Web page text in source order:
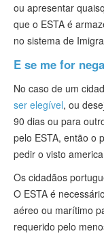
ou apresentar
que o ESTA é
no sistema de
E se me for
No caso de um
ser elegível, ou
90 dias ou para
pelo ESTA, então o
pedir o visto
Os cidadãos
O ESTA é
aéreo ou marítimo
requerido pelo